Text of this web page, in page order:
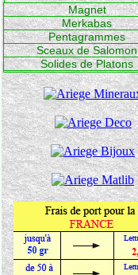
Magnet
Merkabas
Pentagrammes
Sceaux de Salomon
Solides de Platons